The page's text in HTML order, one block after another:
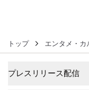
トップ エンタメ・カ
プレスリリース配信